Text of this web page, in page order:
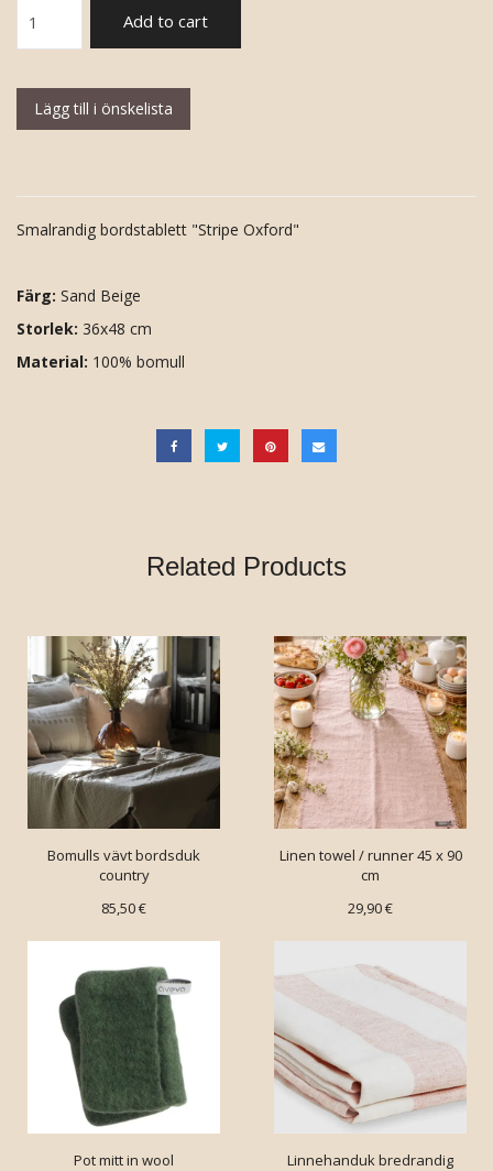
Add to cart
Lägg till i önskelista
Smalrandig bordstablett "Stripe Oxford"
Färg: Sand Beige
Storlek: 36x48 cm
Material: 100% bomull
Related Products
Bomulls vävt bordsduk
country
85,50 €
Linen towel / runner 45 x 90
cm
29,90 €
Pot mitt in wool Linnehanduk bredrandig